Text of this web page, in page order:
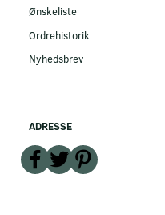
Ønskeliste
Ordrehistorik
Nyhedsbrev
ADRESSE